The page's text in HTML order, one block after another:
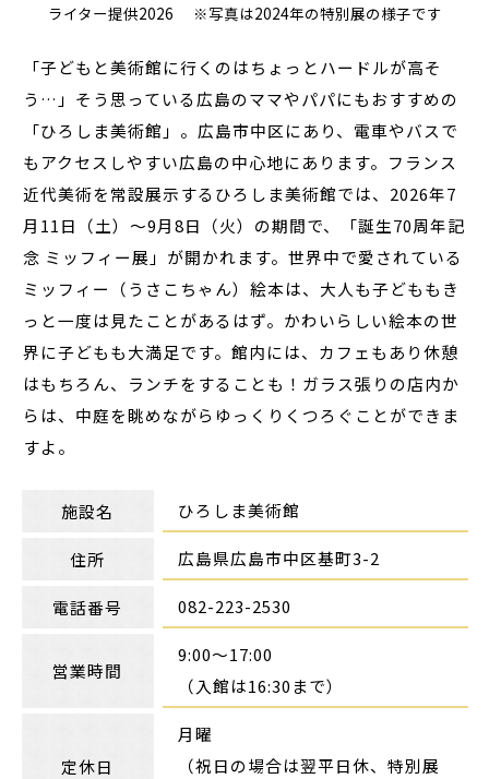
ライター提供2026 ※写真は2024年の特別展の様子です
「子どもと美術館に行くのはちょっとハードルが高そ
う…」そう思っている広島のママやパパにもおすすめの
「ひろしま美術館」。広島市中区にあり、電車やバスで
もアクセスしやすい広島の中心地にあります。フランス
近代美術を常設展示するひろしま美術館では、2026年7
月11日（土）～9月8日（火）の期間で、「誕生70周年記
念 ミッフィー展」が開かれます。世界中で愛されている
ミッフィー（うさこちゃん）絵本は、大人も子どももき
っと一度は見たことがあるはず。かわいらしい絵本の世
界に子どもも大満足です。館内には、カフェもあり休憩
はもちろん、ランチをすることも！ガラス張りの店内か
らは、中庭を眺めながらゆっくりくつろぐことができま
すよ。
施設名 ひろしま美術館
住所 広島県広島市中区基町3-2
電話番号 082-223-2530
営業時間
9:00～17:00
（入館は16:30まで）
定休日
月曜
（祝日の場合は翌平日休、特別展